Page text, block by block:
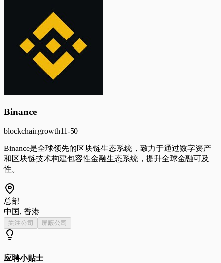
Binance
blockchaingrowth11-50
Binance是全球领先的区块链生态系统，致力于通过数字资产
和区块链技术构建包容性金融生态系统，提升全球金融可及
性。
总部
中国, 香港
关注公司 屏蔽公司
应聘小贴士